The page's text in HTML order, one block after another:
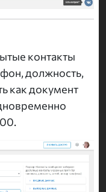
контакты
должность,
как документ